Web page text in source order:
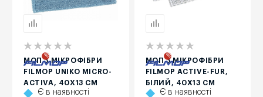
МОП З МІКРОФІБРИ
FILMOP UNIKO MICRO-
ACTIVA, 40Х13 СМ
Є в наявності
МОП З МІКРОФІБРИ
FILMOP ACTIVE-FUR,
БІЛИЙ, 40Х13 СМ
Є в наявності